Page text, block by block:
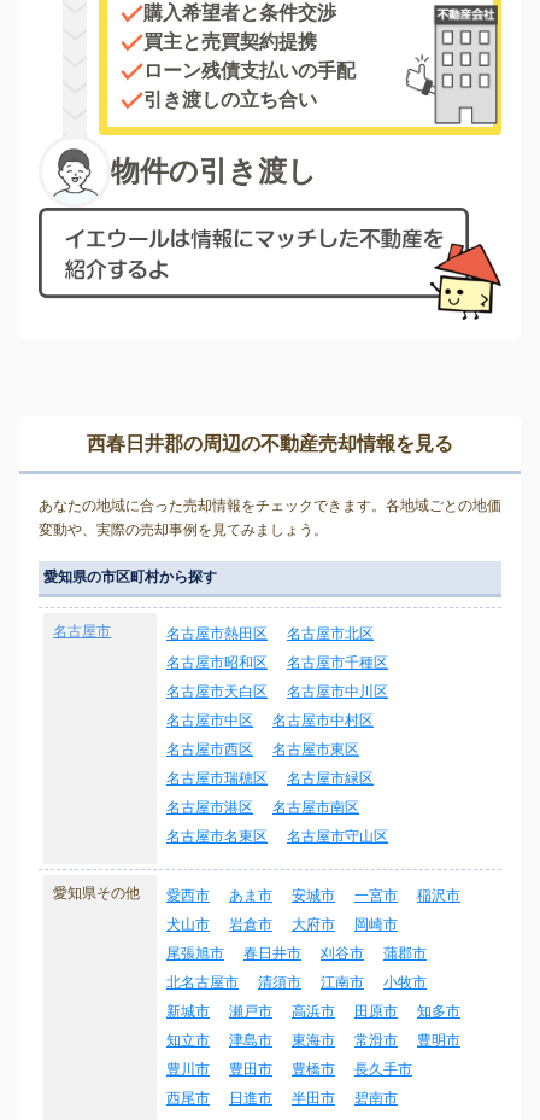
購入希望者と条件交渉
買主と売買契約提携
ローン残債支払いの手配
引き渡しの立ち合い
物件の引き渡し
西春日井郡の周辺の不動産売却情報を見る
あなたの地域に合った売却情報をチェックできます。各地域ごとの地価
変動や、実際の売却事例を見てみましょう。
愛知県の市区町村から探す
名古屋市 名古屋市熱田区
名古屋市北区
名古屋市昭和区
名古屋市千種区
名古屋市天白区
名古屋市中川区
名古屋市中区
名古屋市中村区
名古屋市西区
名古屋市東区
名古屋市瑞穂区
名古屋市緑区
名古屋市港区
名古屋市南区
名古屋市名東区
名古屋市守山区
愛知県その他 愛西市 あま市 安城市 一宮市
稲沢市
犬山市
岩倉市 大府市
岡崎市
尾張旭市
春日井市 刈谷市
蒲郡市
北名古屋市
清須市 江南市
小牧市
新城市
瀬戸市 高浜市 田原市
知多市
知立市
津島市 東海市 常滑市
豊明市
豊川市
豊田市 豊橋市
長久手市
西尾市
日進市 半田市
碧南市